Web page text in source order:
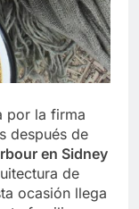
por la firma
después de
en Sidney
de
ocasión llega